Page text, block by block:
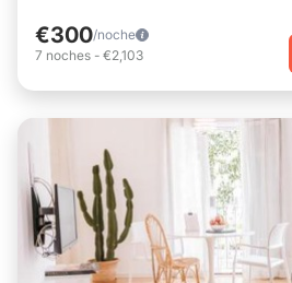
€300/noche
7 noches - €2,103